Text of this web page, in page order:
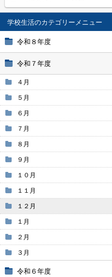
学校生活
令和８年度
令和７年度
４月
５月
６月
７月
８月
９月
１０月
１１月
１２月
１月
２月
３月
令和６年度